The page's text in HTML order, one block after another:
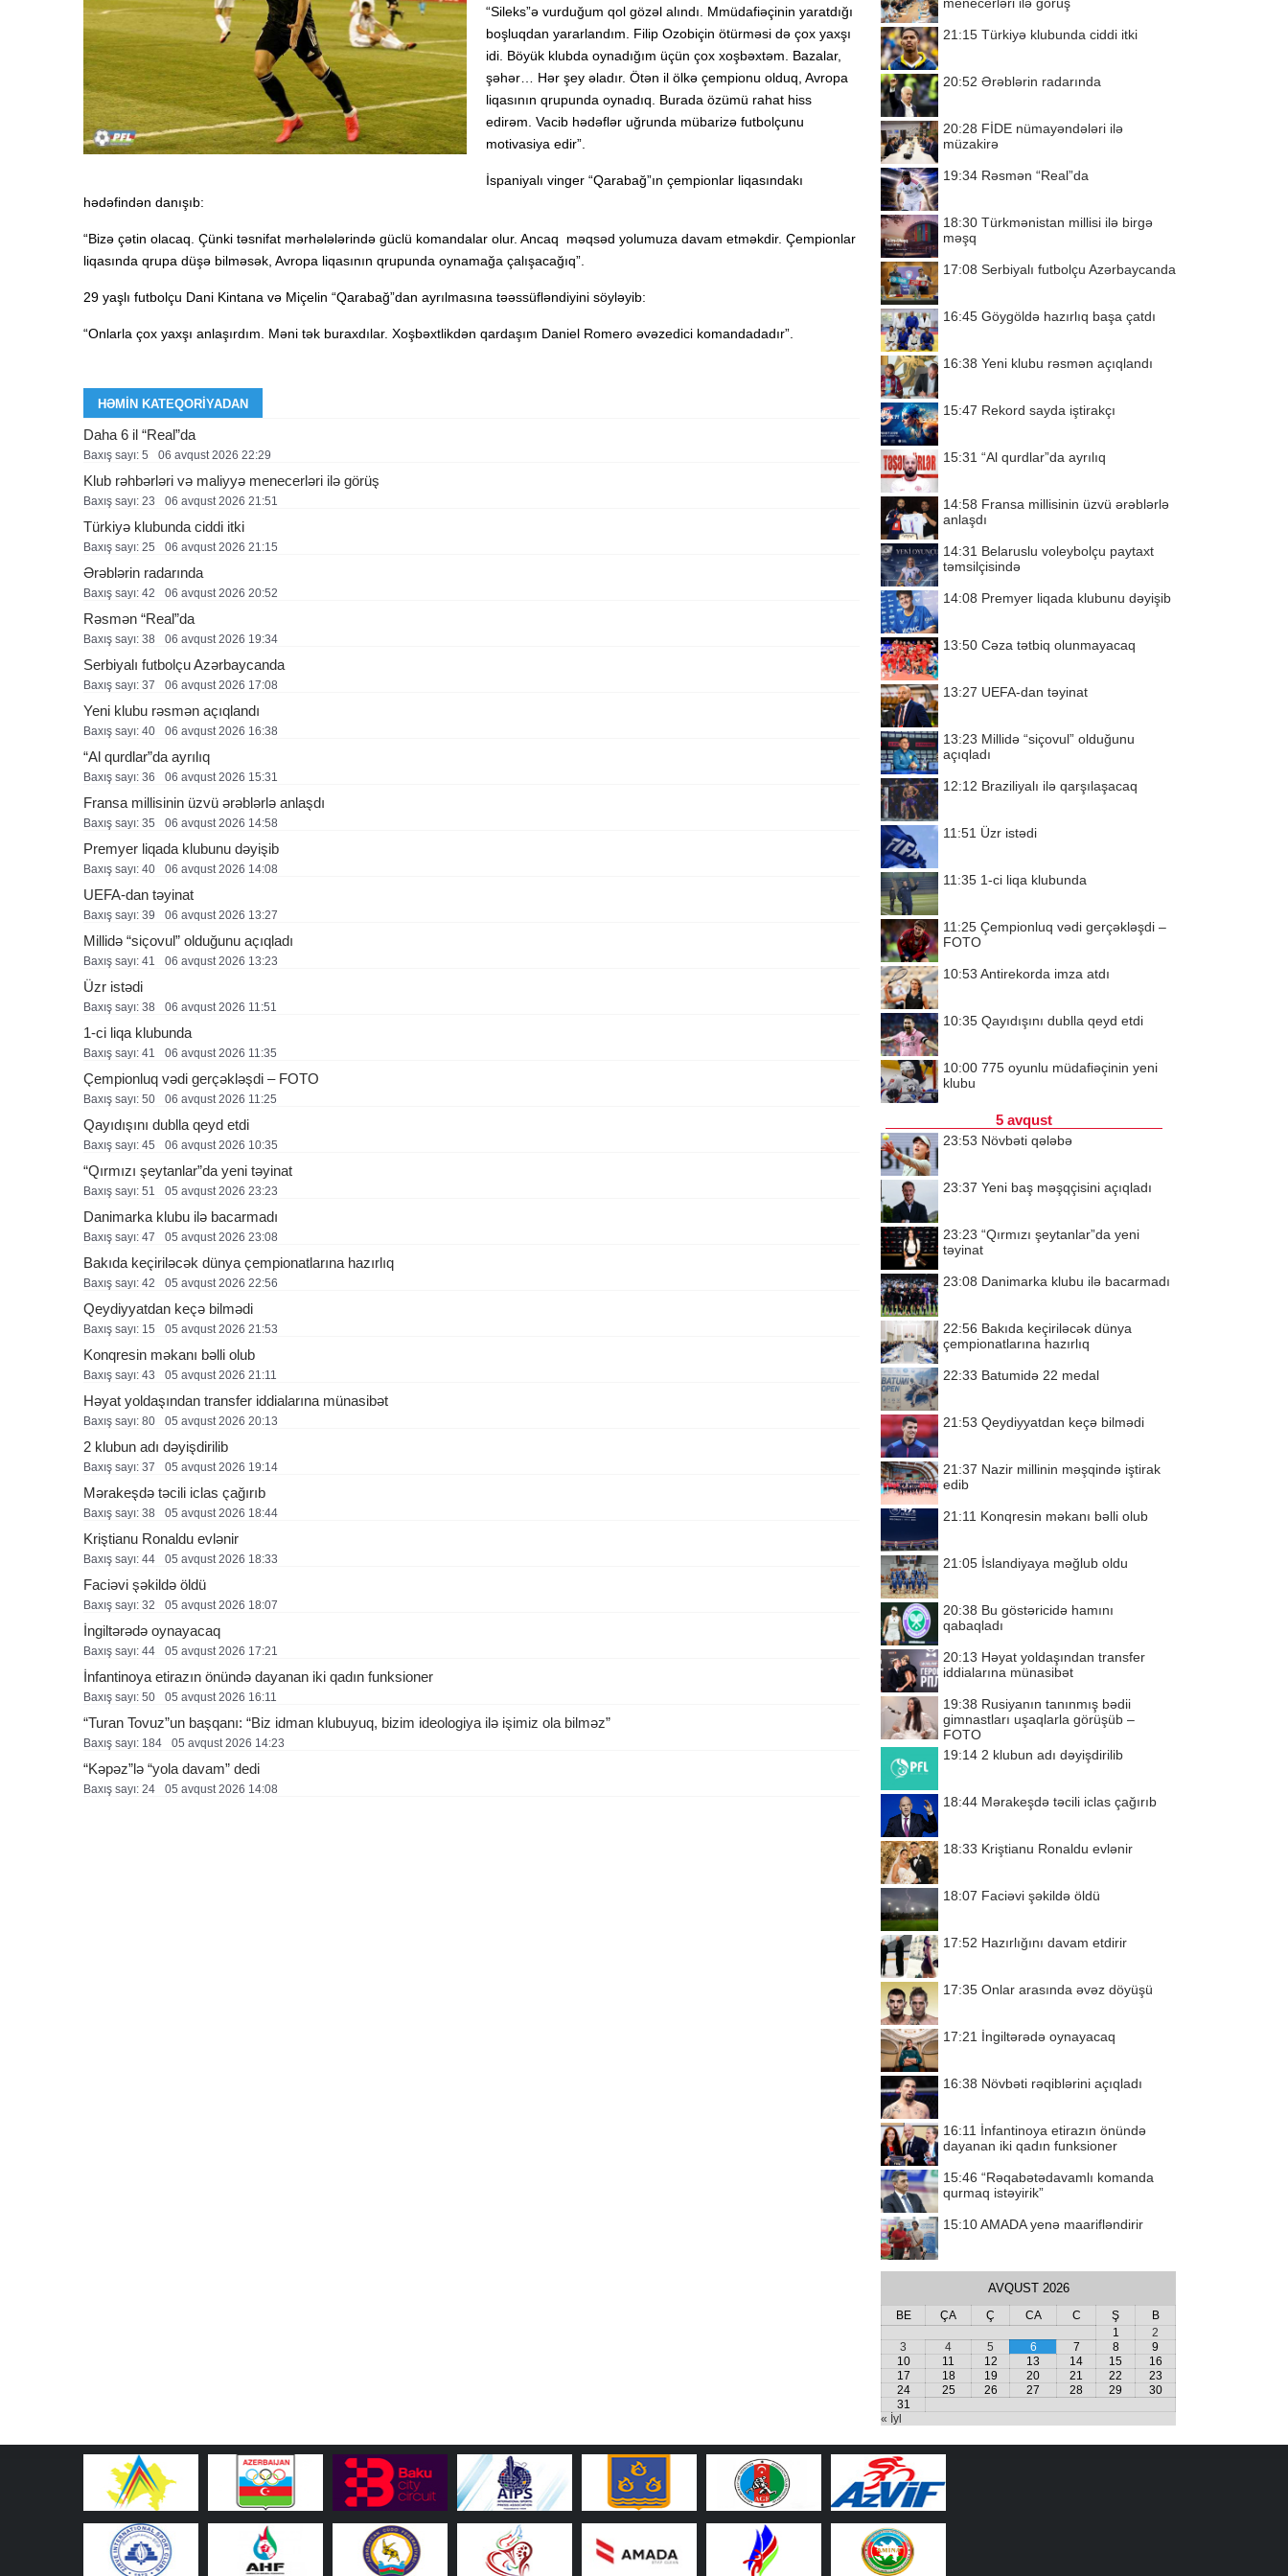
“Sileks”ə vurduğum qol gözəl alındı. Mmüdafiəçinin yaratdığı
boşluqdan yararlandım. Filip Ozobiçin ötürməsi də çox yaxşı
idi. Böyük klubda oynadığım üçün çox xoşbəxtəm. Bazalar,
şəhər… Hər şey əladır. Ötən il ölkə çempionu olduq, Avropa
liqasının qrupunda oynadıq. Burada özümü rahat hiss
edirəm. Vacib hədəflər uğrunda mübarizə futbolçunu
motivasiya edir”.
İspaniyalı vinger “Qarabağ”ın çempionlar liqasındakı
hədəfindən danışıb:
“Bizə çətin olacaq. Çünki təsnifat mərhələlərində güclü komandalar olur. Ancaq məqsəd yolumuza davam etməkdir. Çempionlar
liqasında qrupa düşə bilməsək, Avropa liqasının qrupunda oynamağa çalışacağıq”.
29 yaşlı futbolçu Dani Kintana və Miçelin “Qarabağ”dan ayrılmasına təəssüfləndiyini söyləyib:
“Onlarla çox yaxşı anlaşırdım. Məni tək buraxdılar. Xoşbəxtlikdən qardaşım Daniel Romero əvəzedici komandadadır”.
HƏMIN KATEQORIYADAN
Daha 6 il “Real”da
Baxış sayı: 5 06 avqust 2026 22:29
Klub rəhbərləri və maliyyə menecerləri ilə görüş
Baxış sayı: 23 06 avqust 2026 21:51
Türkiyə klubunda ciddi itki
Baxış sayı: 25 06 avqust 2026 21:15
Ərəblərin radarında
Baxış sayı: 42 06 avqust 2026 20:52
Rəsmən “Real”da
Baxış sayı: 38 06 avqust 2026 19:34
Serbiyalı futbolçu Azərbaycanda
Baxış sayı: 37 06 avqust 2026 17:08
Yeni klubu rəsmən açıqlandı
Baxış sayı: 40 06 avqust 2026 16:38
“Al qurdlar”da ayrılıq
Baxış sayı: 36 06 avqust 2026 15:31
Fransa millisinin üzvü ərəblərlə anlaşdı
Baxış sayı: 35 06 avqust 2026 14:58
Premyer liqada klubunu dəyişib
Baxış sayı: 40 06 avqust 2026 14:08
UEFA-dan təyinat
Baxış sayı: 39 06 avqust 2026 13:27
Millidə “siçovul” olduğunu açıqladı
Baxış sayı: 41 06 avqust 2026 13:23
Üzr istədi
Baxış sayı: 38 06 avqust 2026 11:51
1-ci liqa klubunda
Baxış sayı: 41 06 avqust 2026 11:35
Çempionluq vədi gerçəkləşdi – FOTO
Baxış sayı: 50 06 avqust 2026 11:25
Qayıdışını dublla qeyd etdi
Baxış sayı: 45 06 avqust 2026 10:35
“Qırmızı şeytanlar”da yeni təyinat
Baxış sayı: 51 05 avqust 2026 23:23
Danimarka klubu ilə bacarmadı
Baxış sayı: 47 05 avqust 2026 23:08
Bakıda keçiriləcək dünya çempionatlarına hazırlıq
Baxış sayı: 42 05 avqust 2026 22:56
Qeydiyyatdan keçə bilmədi
Baxış sayı: 15 05 avqust 2026 21:53
Konqresin məkanı bəlli olub
Baxış sayı: 43 05 avqust 2026 21:11
Həyat yoldaşından transfer iddialarına münasibət
Baxış sayı: 80 05 avqust 2026 20:13
2 klubun adı dəyişdirilib
Baxış sayı: 37 05 avqust 2026 19:14
Mərakeşdə təcili iclas çağırıb
Baxış sayı: 38 05 avqust 2026 18:44
Kriştianu Ronaldu evlənir
Baxış sayı: 44 05 avqust 2026 18:33
Faciəvi şəkildə öldü
Baxış sayı: 32 05 avqust 2026 18:07
İngiltərədə oynayacaq
Baxış sayı: 44 05 avqust 2026 17:21
İnfantinoya etirazın önündə dayanan iki qadın funksioner
Baxış sayı: 50 05 avqust 2026 16:11
“Turan Tovuz”un başqanı: “Biz idman klubuyuq, bizim ideologiya ilə işimiz ola bilməz”
Baxış sayı: 184 05 avqust 2026 14:23
“Kəpəz”lə “yola davam” dedi
Baxış sayı: 24 05 avqust 2026 14:08
21:15 Türkiyə klubunda ciddi itki
20:52 Ərəblərin radarında
20:28 FİDE nümayəndələri ilə
müzakirə
19:34 Rəsmən “Real”da
18:30 Türkmənistan millisi ilə birgə
məşq
17:08 Serbiyalı futbolçu Azərbaycanda
16:45 Göygöldə hazırlıq başa çatdı
16:38 Yeni klubu rəsmən açıqlandı
15:47 Rekord sayda iştirakçı
15:31 “Al qurdlar”da ayrılıq
14:58 Fransa millisinin üzvü ərəblərlə
anlaşdı
14:31 Belaruslu voleybolçu paytaxt
təmsilçisində
14:08 Premyer liqada klubunu dəyişib
13:50 Cəza tətbiq olunmayacaq
13:27 UEFA-dan təyinat
13:23 Millidə “siçovul” olduğunu
açıqladı
12:12 Braziliyalı ilə qarşılaşacaq
11:51 Üzr istədi
11:35 1-ci liqa klubunda
11:25 Çempionluq vədi gerçəkləşdi –
FOTO
10:53 Antirekorda imza atdı
10:35 Qayıdışını dublla qeyd etdi
10:00 775 oyunlu müdafiəçinin yeni
klubu
5 avqust
23:53 Növbəti qələbə
23:37 Yeni baş məşqçisini açıqladı
23:23 “Qırmızı şeytanlar”da yeni
təyinat
23:08 Danimarka klubu ilə bacarmadı
22:56 Bakıda keçiriləcək dünya
çempionatlarına hazırlıq
22:33 Batumidə 22 medal
21:53 Qeydiyyatdan keçə bilmədi
21:37 Nazir millinin məşqində iştirak
edib
21:11 Konqresin məkanı bəlli olub
21:05 İslandiyaya məğlub oldu
20:38 Bu göstəricidə hamını
qabaqladı
20:13 Həyat yoldaşından transfer
iddialarına münasibət
19:38 Rusiyanın tanınmış bədii
gimnastları uşaqlarla görüşüb –
FOTO
19:14 2 klubun adı dəyişdirilib
18:44 Mərakeşdə təcili iclas çağırıb
18:33 Kriştianu Ronaldu evlənir
18:07 Faciəvi şəkildə öldü
17:52 Hazırlığını davam etdirir
17:35 Onlar arasında əvəz döyüşü
17:21 İngiltərədə oynayacaq
16:38 Növbəti rəqiblərini açıqladı
16:11 İnfantinoya etirazın önündə
dayanan iki qadın funksioner
15:46 “Rəqabətədavamlı komanda
qurmaq istəyirik”
15:10AMADA yenə maarifləndirir
AVQUST 2026
BE ÇA Ç CA C Ş
B
1
2
3
4 5 6 7 8
9
10
11 12 13 14 15
16
17
18 19 20 21 22
23
24
25 26 27 28 29
30
31
« İyl